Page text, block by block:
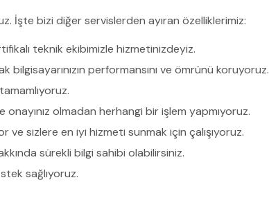
İşte bizi diğer servislerden ayıran özelliklerimiz:
teknik ekibimizle hizmetinizdeyiz.
bilgisayarınızın performansını ve ömrünü koruyoruz.
olmadan herhangi bir işlem yapmıyoruz.
sizlere en iyi hizmeti sunmak için çalışıyoruz.
sürekli bilgi sahibi olabilirsiniz.
sağlıyoruz.